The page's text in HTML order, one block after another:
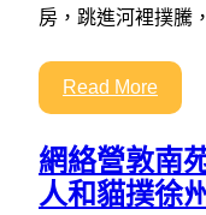
房，跳進河裡撲騰
Read More
網絡營敦南
人和貓撲徐